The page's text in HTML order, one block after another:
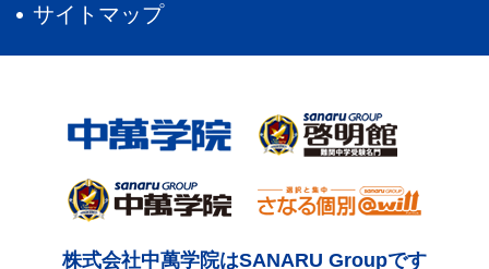
サイトマップ
株式会社中萬学院はSANARU Groupです